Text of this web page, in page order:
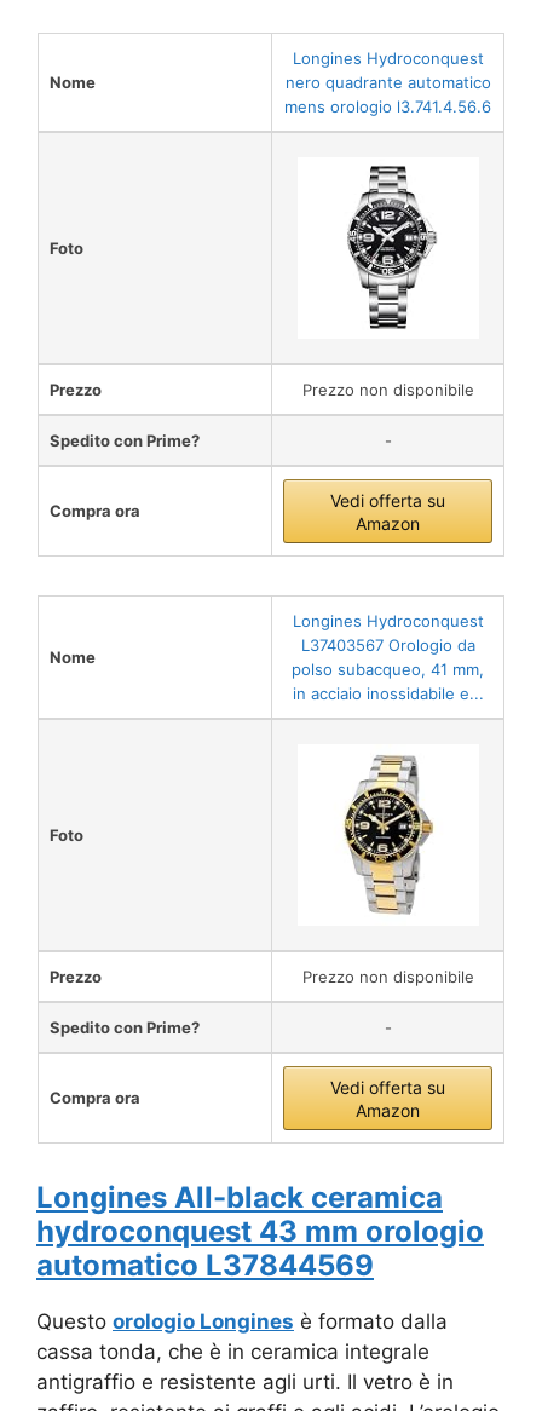
Nome
Longines Hydroconquest
nero quadrante automatico
mens orologio l3.741.4.56.6
Foto
Prezzo Prezzo non disponibile
Spedito con Prime? -
Compra ora
Vedi offerta su
Amazon
Nome
Longines Hydroconquest
L37403567 Orologio da
polso subacqueo, 41 mm,
in acciaio inossidabile e...
Foto
Prezzo Prezzo non disponibile
Spedito con Prime? -
Compra ora
Vedi offerta su
Amazon
Longines All-black ceramica
hydroconquest 43 mm orologio
automatico L37844569
Questo orologio Longines è formato dalla
cassa tonda, che è in ceramica integrale
antigraffio e resistente agli urti. Il vetro è in